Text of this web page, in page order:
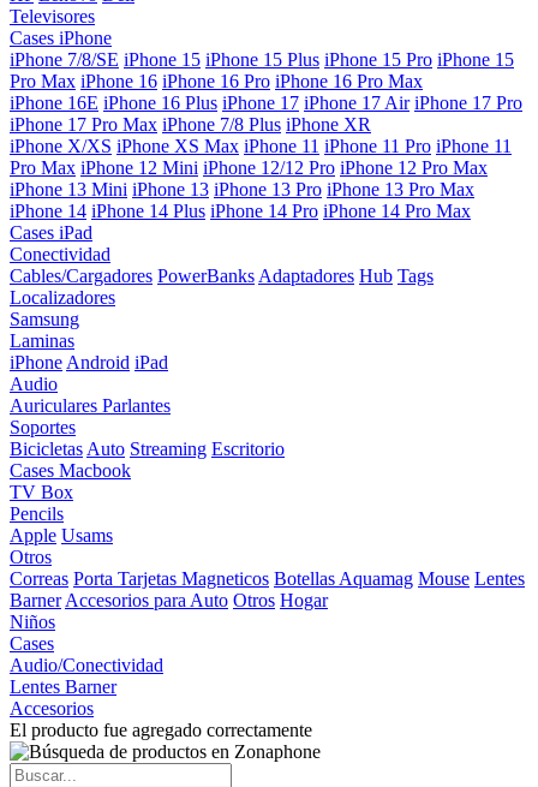
Televisores
Cases iPhone
iPhone 7/8/SE iPhone 15 iPhone 15 Plus iPhone 15 Pro iPhone 15
Pro Max iPhone 16 iPhone 16 Pro iPhone 16 Pro Max
iPhone 16E iPhone 16 Plus iPhone 17 iPhone 17 Air iPhone 17 Pro
iPhone 17 Pro Max iPhone 7/8 Plus iPhone XR
iPhone X/XS iPhone XS Max iPhone 11 iPhone 11 Pro iPhone 11
Pro Max iPhone 12 Mini iPhone 12/12 Pro iPhone 12 Pro Max
iPhone 13 Mini iPhone 13 iPhone 13 Pro iPhone 13 Pro Max
iPhone 14 iPhone 14 Plus iPhone 14 Pro iPhone 14 Pro Max
Cases iPad
Conectividad
Cables/Cargadores PowerBanks Adaptadores Hub Tags
Localizadores
Samsung
Laminas
iPhone Android iPad
Audio
Auriculares Parlantes
Soportes
Bicicletas Auto Streaming Escritorio
Cases Macbook
TV Box
Pencils
Apple Usams
Otros
Correas Porta Tarjetas Magneticos Botellas Aquamag Mouse Lentes
Barner Accesorios para Auto Otros Hogar
Niños
Cases
Audio/Conectividad
Lentes Barner
Accesorios
El producto fue agregado correctamente